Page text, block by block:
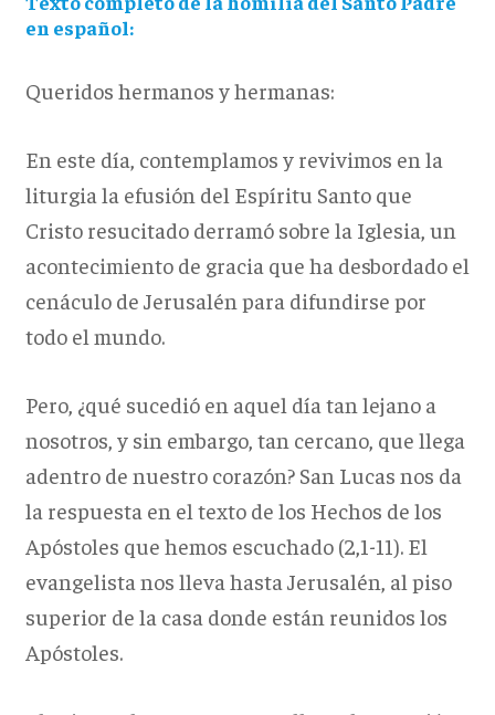
en español:
Queridos hermanos y hermanas:
En este día, contemplamos y revivimos en la
liturgia la efusión del Espíritu Santo que
Cristo resucitado derramó sobre la Iglesia, un
acontecimiento de gracia que ha desbordado el
cenáculo de Jerusalén para difundirse por
todo el mundo.
Pero, ¿qué sucedió en aquel día tan lejano a
nosotros, y sin embargo, tan cercano, que llega
adentro de nuestro corazón? San Lucas nos da
la respuesta en el texto de los Hechos de los
Apóstoles que hemos escuchado (2,1-11). El
evangelista nos lleva hasta Jerusalén, al piso
superior de la casa donde están reunidos los
Apóstoles.